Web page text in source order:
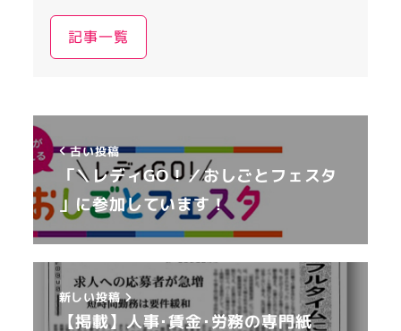
記事一覧
古い投稿
「＼レディGO！／おしごとフェスタ
」に参加しています！
新しい投稿
【掲載】人事･賃金･労務の専門紙